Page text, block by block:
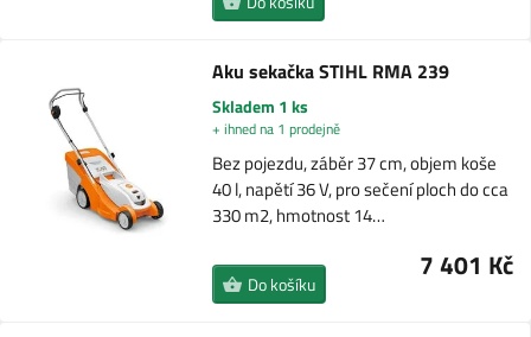
Aku sekačka STIHL RMA 239
Skladem 1 ks
+ ihned na 1 prodejně
Bez pojezdu, záběr 37 cm, objem koše
40 l, napětí 36 V, pro sečení ploch do cca
330 m2, hmotnost 14…
7 401 Kč
Do košíku